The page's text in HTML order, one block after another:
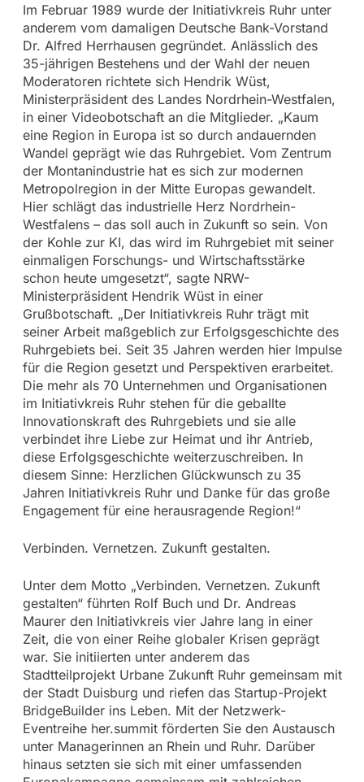
Im Februar 1989 wurde der Initiativkreis Ruhr unter
anderem vom damaligen Deutsche Bank-Vorstand
Dr. Alfred Herrhausen gegründet. Anlässlich des
35-jährigen Bestehens und der Wahl der neuen
Moderatoren richtete sich Hendrik Wüst,
Ministerpräsident des Landes Nordrhein-Westfalen,
in einer Videobotschaft an die Mitglieder. „Kaum
eine Region in Europa ist so durch andauernden
Wandel geprägt wie das Ruhrgebiet. Vom Zentrum
der Montanindustrie hat es sich zur modernen
Metropolregion in der Mitte Europas gewandelt.
Hier schlägt das industrielle Herz Nordrhein-
Westfalens – das soll auch in Zukunft so sein. Von
der Kohle zur KI, das wird im Ruhrgebiet mit seiner
einmaligen Forschungs- und Wirtschaftsstärke
schon heute umgesetzt“, sagte NRW-
Ministerpräsident Hendrik Wüst in einer
Grußbotschaft. „Der Initiativkreis Ruhr trägt mit
seiner Arbeit maßgeblich zur Erfolgsgeschichte des
Ruhrgebiets bei. Seit 35 Jahren werden hier Impulse
für die Region gesetzt und Perspektiven erarbeitet.
Die mehr als 70 Unternehmen und Organisationen
im Initiativkreis Ruhr stehen für die geballte
Innovationskraft des Ruhrgebiets und sie alle
verbindet ihre Liebe zur Heimat und ihr Antrieb,
diese Erfolgsgeschichte weiterzuschreiben. In
diesem Sinne: Herzlichen Glückwunsch zu 35
Jahren Initiativkreis Ruhr und Danke für das große
Engagement für eine herausragende Region!“
Verbinden. Vernetzen. Zukunft gestalten.
Unter dem Motto „Verbinden. Vernetzen. Zukunft
gestalten“ führten Rolf Buch und Dr. Andreas
Maurer den Initiativkreis vier Jahre lang in einer
Zeit, die von einer Reihe globaler Krisen geprägt
war. Sie initiierten unter anderem das
Stadtteilprojekt Urbane Zukunft Ruhr gemeinsam mit
der Stadt Duisburg und riefen das Startup-Projekt
BridgeBuilder ins Leben. Mit der Netzwerk-
Eventreihe her.summit förderten Sie den Austausch
unter Managerinnen an Rhein und Ruhr. Darüber
hinaus setzten sie sich mit einer umfassenden